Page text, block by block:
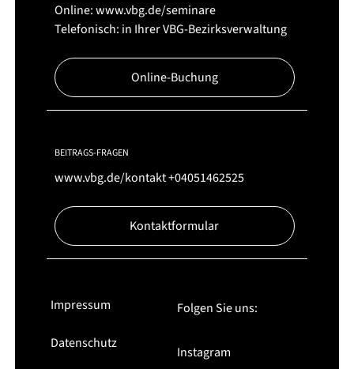
Online:www.vbg.de/seminare
Telefonisch: in Ihrer VBG-Bezirksverwaltung
Online-Buchung
BEITRAGS-FRAGEN
www.vbg.de/kontakt+04051462525
Kontaktformular
Impressum
Datenschutz
Folgen Sie uns:
Instagram